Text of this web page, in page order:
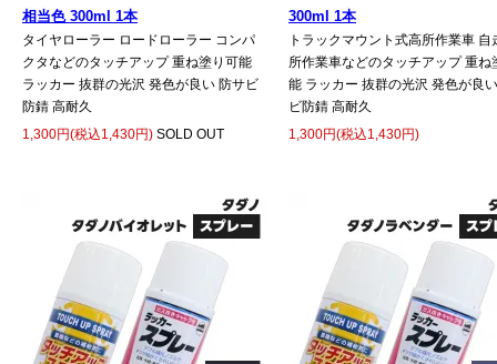
相当色 300ml 1本
タイヤローラー ロードローラー コンパ
クタなどのタッチアップ 重ね塗り可能
ラッカー 抜群の光沢 発色が良い 防サビ
防錆 高耐久
1,300円(税込1,430円) SOLD OUT
300ml 1本
トラックマウント式高所作業車 自
所作業車などのタッチアップ 重ね
能 ラッカー 抜群の光沢 発色が良
ビ防錆 高耐久
1,300円(税込1,430円)